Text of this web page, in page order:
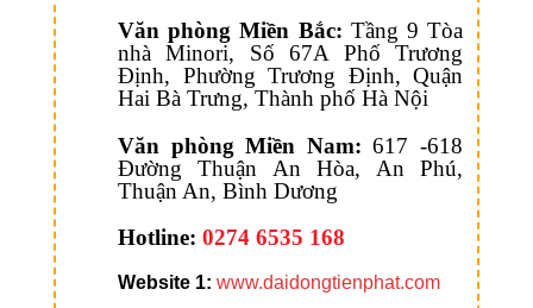
Văn phòng Miền Bắc: Tầng 9 Tòa
nhà Minori, Số 67A Phố Trương
Định, Phường Trương Định, Quận
Hai Bà Trưng, Thành phố Hà Nội
Văn phòng Miền Nam: 617 -618
Đường Thuận An Hòa, An Phú,
Thuận An, Bình Dương
Hotline: 0274 6535 168
Website 1: www.daidongtienphat.com